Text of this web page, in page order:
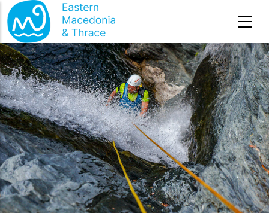
Direkt zum Inhalt